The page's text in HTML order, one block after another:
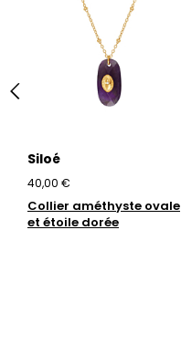
Siloé
40,00 €
Collier améthyste ovale
et étoile dorée